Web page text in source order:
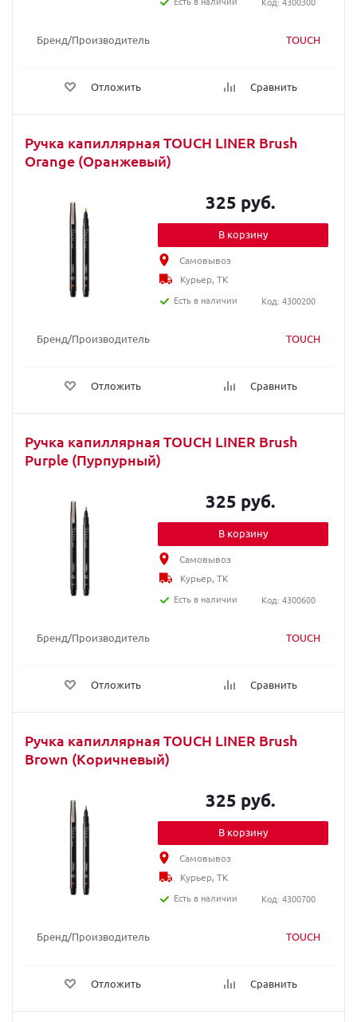
Бренд/Производитель TOUCH
Отложить Сравнить
Ручка капиллярная TOUCH LINER Brush
Orange (Оранжевый)
Бренд/Производитель TOUCH
Отложить Сравнить
325 руб.
В корзину
Самовывоз
Курьер, ТК
Есть в наличии
Код: 4300200
Ручка капиллярная TOUCH LINER Brush
Purple (Пурпурный)
Бренд/Производитель TOUCH
Отложить Сравнить
325 руб.
В корзину
Самовывоз
Курьер, ТК
Есть в наличии
Код: 4300600
Ручка капиллярная TOUCH LINER Brush
Brown (Коричневый)
Бренд/Производитель TOUCH
Отложить Сравнить
325 руб.
В корзину
Самовывоз
Курьер, ТК
Есть в наличии
Код: 4300700